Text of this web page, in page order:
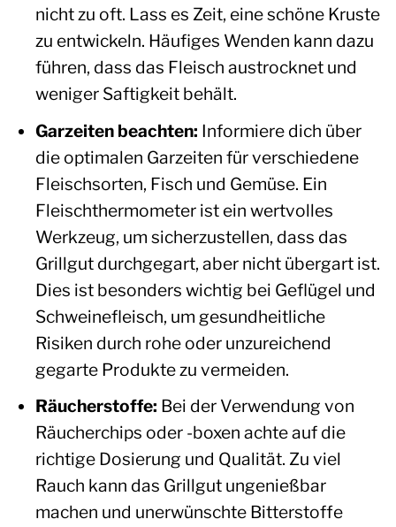
nicht zu oft. Lass es Zeit, eine schöne Kruste
zu entwickeln. Häufiges Wenden kann dazu
führen, dass das Fleisch austrocknet und
weniger Saftigkeit behält.
Garzeiten beachten: Informiere dich über
die optimalen Garzeiten für verschiedene
Fleischsorten, Fisch und Gemüse. Ein
Fleischthermometer ist ein wertvolles
Werkzeug, um sicherzustellen, dass das
Grillgut durchgegart, aber nicht übergart ist.
Dies ist besonders wichtig bei Geflügel und
Schweinefleisch, um gesundheitliche
Risiken durch rohe oder unzureichend
gegarte Produkte zu vermeiden.
Räucherstoffe: Bei der Verwendung von
Räucherchips oder -boxen achte auf die
richtige Dosierung und Qualität. Zu viel
Rauch kann das Grillgut ungenießbar
machen und unerwünschte Bitterstoffe